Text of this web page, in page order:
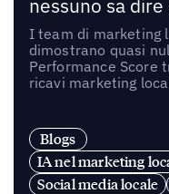
nessuno sa
I team di marketing
dimostrano quasi
Performance Score
ricavi marketing
Blogs
IA nel marketing
Social media locale